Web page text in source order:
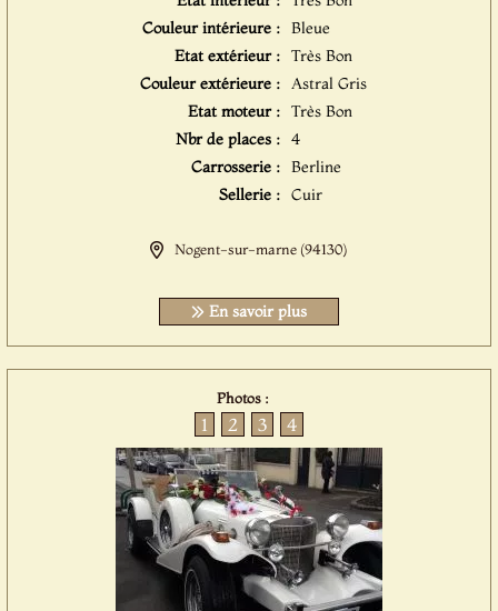
Couleur intérieure : Bleue
Etat extérieur : Très Bon
Couleur extérieure : Astral Gris
Etat moteur : Très Bon
Nbr de places : 4
Carrosserie : Berline
Sellerie : Cuir
Nogent-sur-marne (94130)
En savoir plus
Photos :
1 2 3 4